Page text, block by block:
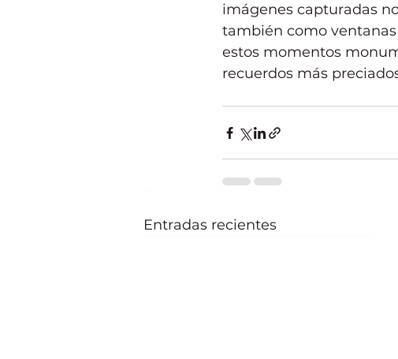
imágenes capturadas
también como
estos momentos
recuerdos más
Entradas recientes